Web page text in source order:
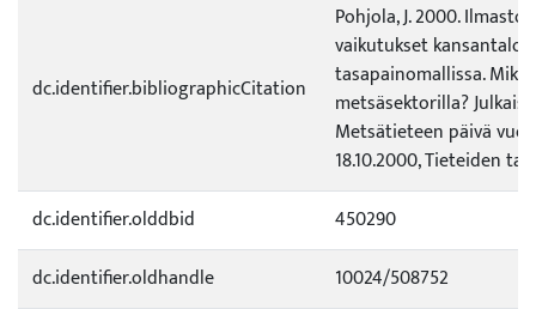
dc.identifier.bibliographicCitation
Pohjola, J. 2000.
vaikutukset
tasapainomallissa.
metsäsektorilla?
Metsätieteen päivä
18.10.2000, Tieteiden
dc.identifier.olddbid
450290
dc.identifier.oldhandle
10024/508752